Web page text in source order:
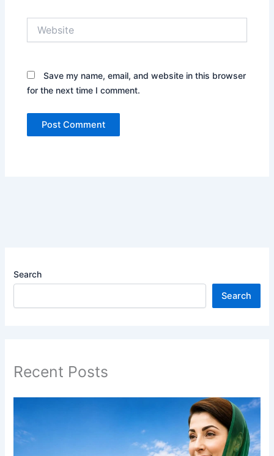
Save my name, email, and website in this browser
for the next time I comment.
Search
Search
Recent Posts